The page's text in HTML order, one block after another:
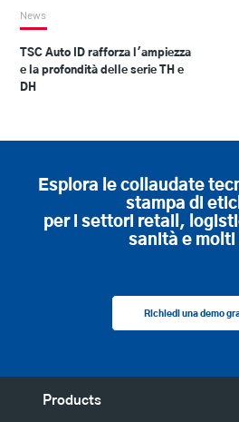
News
TSC Auto ID rafforza l'ampiezza
e la profondità delle serie TH e
DH
Esplora le collaudate
stampa di
per i settori retail,
sanità e
Richiedi una demo
Products